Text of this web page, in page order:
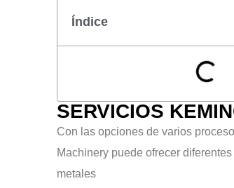
Índice
SERVICIOS
Con las opciones de varios
Machinery puede ofrecer diferentes
metales